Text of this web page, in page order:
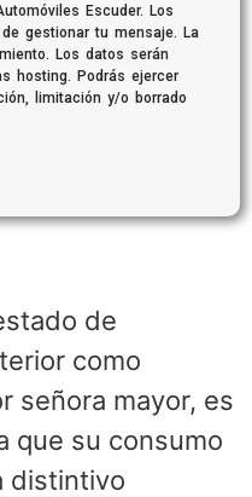
Escuder. Los
gestionar tu mensaje. La
Los datos serán
hosting. Podrás ejercer
limitación y/o borrado
de
como
señora mayor, es
que su consumo
distintivo